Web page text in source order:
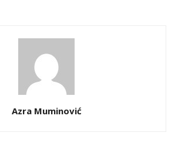
Azra Muminović